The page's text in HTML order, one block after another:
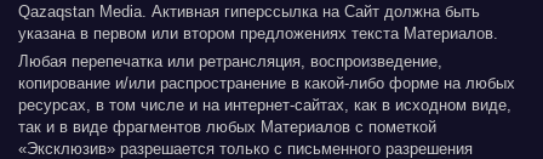
Qazaqstan Media. Активная гиперссылка на Сайт должна быть
указана в первом или втором предложениях текста Материалов.
Любая перепечатка или ретрансляция, воспроизведение,
копирование и/или распространение в какой-либо форме на любых
ресурсах, в том числе и на интернет-сайтах, как в исходном виде,
так и в виде фрагментов любых Материалов с пометкой
«Эксклюзив» разрешается только с письменного разрешения